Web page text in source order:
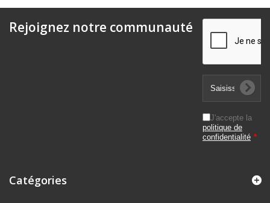
Rejoignez notre communauté
J'accepte la
politique de
confidentialité *
Catégories